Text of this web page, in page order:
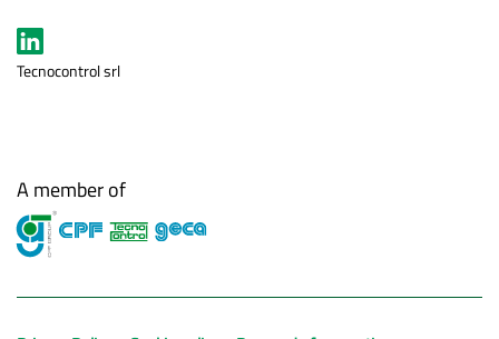
Tecnocontrol srl
A member of